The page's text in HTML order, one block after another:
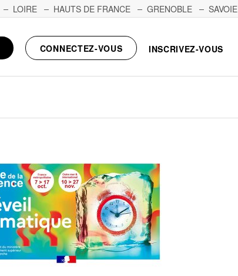
LOIRE HAUTS DE FRANCE GRENOBLE
SAVOIE
CONNECTEZ-VOUS INSCRIVEZ-VOUS